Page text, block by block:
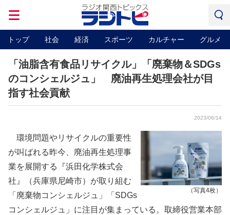
トップ 社会 経済 スポーツ カルチャー グルメ
「油脂含有食品リサイクル」「廃棄物＆SDGs
のコンシェルジュ」 廃油再生処理会社が目
指す社会貢献
2023/06/14
（写真4枚）
環境問題やリサイクルの重要性
が叫ばれる昨今、廃油再生処理事
業を展開する『浜田化学株式会
社』（兵庫県尼崎市）が取り組む
「廃棄物コンシェルジュ」「SDGs
コンシェルジュ」に注目が集まっている。取締役営業本部